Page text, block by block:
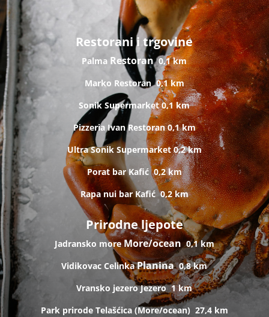
Restorani i trgovine
Palma Restoran0,1 km
Marko Restoran0,1 km
SonikSupermarket0,1 km
Pizzeria IvanRestoran0,1 km
Ultra Sonik Supermarket0,2 km
Porat barKafić0,2 km
Rapa nui barKafić0,2 km
Prirodne ljepote
Jadransko moreMore/ocean0,1 km
Vidikovac CelinkaPlanina0,8 km
Vransko jezeroJezero1 km
Park prirode Telašćica (More/ocean) 27,4 km